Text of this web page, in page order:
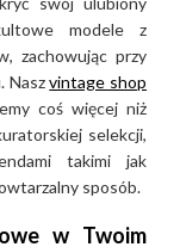
modele z
zachowując przy
Naszvintage shop
coś więcej niż
selekcji,
takimi jak
sposób.
w Twoim